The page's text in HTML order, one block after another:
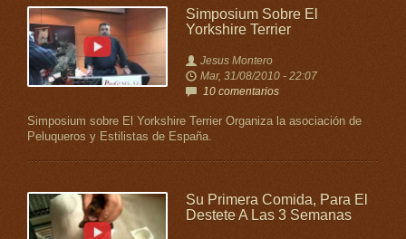
Simposium Sobre El
Yorkshire Terrier
Jesus Montero
Mar, 31/08/2010 - 22:07
10 comentarios
Simposium sobre El Yorkshire Terrier Organiza la asociación de
Peluqueros y Estilistas de España.
Su Primera Comida, Para El
Destete A Las 3 Semanas